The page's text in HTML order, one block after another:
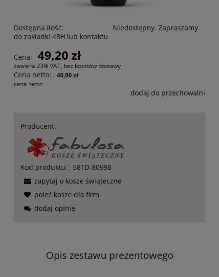
Dostępna ilość:
Niedostępny. Zapraszamy
do zakładki 48H lub kontaktu
Cena: 49,20 zł
zawiera 23% VAT, bez kosztów dostawy
Cena netto:
40,00 zł
cena netto
dodaj do przechowalni
Producent:
Kod produktu:
581D-80998
zapytaj o kosze świąteczne
poleć kosze dla firm
dodaj opinię
Opis zestawu prezentowego